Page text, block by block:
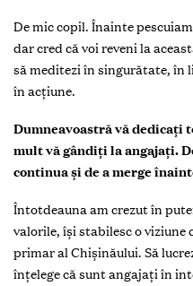
De mic copil. Înainte
dar cred că voi reveni la
să meditezi în singurătate, în
în acțiune.
Dumneavoastră vă
mult vă gândiți la angajați.
continua și de a merge
Întotdeauna am crezut în
valorile, își stabilesc o viziune
primar al Chișinăului. Să
înțelege că sunt angajați în